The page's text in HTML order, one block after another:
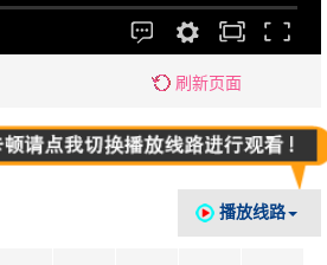
刷新页面
播放线路